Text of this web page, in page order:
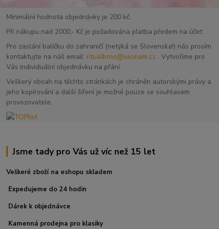
Minimální hodnota objednávky je 200 kč.
Při nákupu nad 2000,- Kč je požadována platba předem na účet.
Pro zaslání balíčku do zahraničí (netýká se Slovenska!) nás prosím
kontaktujte na náš email: ritualbrno@seznam.cz . Vytvoříme pro
Vás individuální objednávku na přání.
Veškerý obsah na těchto stránkách je chráněn autorskými právy a
jeho kopírování a další šíření je možné pouze se souhlasem
provozovatele.
Jsme tady pro Vás už víc než 15 let
Veškeré zboží na eshopu skladem
Expedujeme do 24 hodin
Dárek k objednávce
Kamenná prodejna pro klasiky